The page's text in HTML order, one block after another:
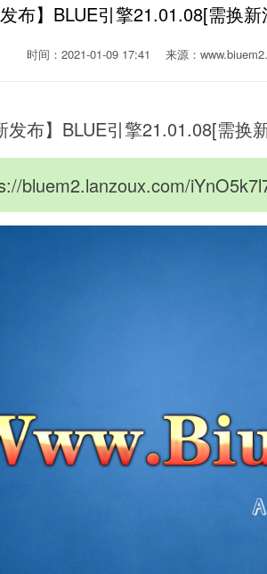
发布】BLUE引擎21.01.08[需换
时间：2021-01-09 17:41 来源：
发布】BLUE引擎21.01.08[需换
bluem2.lanzoux.com/